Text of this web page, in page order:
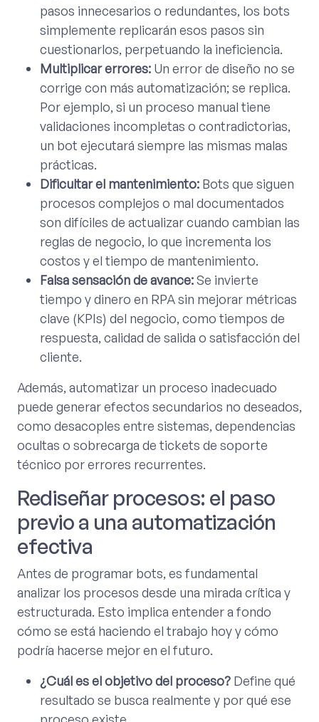
pasos innecesarios o redundantes, los bots
simplemente replicarán esos pasos sin
cuestionarlos, perpetuando la ineficiencia.
Multiplicar errores: Un error de diseño no se
corrige con más automatización; se replica.
Por ejemplo, si un proceso manual tiene
validaciones incompletas o contradictorias,
un bot ejecutará siempre las mismas malas
prácticas.
Dificultar el mantenimiento: Bots que siguen
procesos complejos o mal documentados
son difíciles de actualizar cuando cambian las
reglas de negocio, lo que incrementa los
costos y el tiempo de mantenimiento.
Falsa sensación de avance:Se invierte
tiempo y dinero en RPA sin mejorar métricas
clave (KPIs) del negocio, como tiempos de
respuesta, calidad de salida o satisfacción del
cliente.
Además, automatizar un proceso inadecuado
puede generar efectos secundarios no deseados,
como desacoples entre sistemas, dependencias
ocultas o sobrecarga de tickets de soporte
técnico por errores recurrentes.
Rediseñar procesos: el paso
previo a una automatización
efectiva
Antes de programar bots, es fundamental
analizar los procesos desde una mirada crítica y
estructurada. Esto implica entender a fondo
cómo se está haciendo el trabajo hoy y cómo
podría hacerse mejor en el futuro.
¿Cuál es el objetivo del proceso? Define qué
resultado se busca realmente y por qué ese